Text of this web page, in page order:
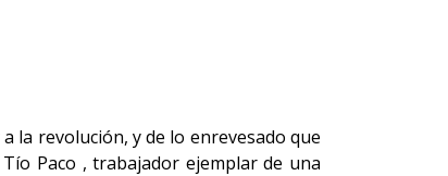
la revolución, y de lo enrevesado que
Paco , trabajador ejemplar de una